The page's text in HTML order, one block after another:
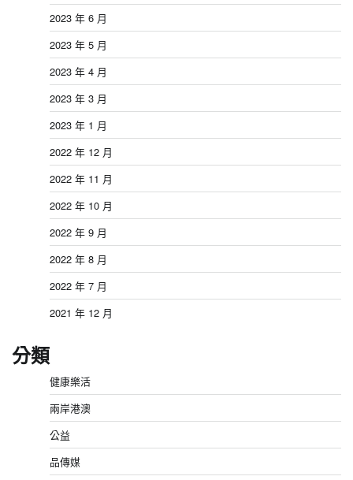
2023 年 6 月
2023 年 5 月
2023 年 4 月
2023 年 3 月
2023 年 1 月
2022 年 12 月
2022 年 11 月
2022 年 10 月
2022 年 9 月
2022 年 8 月
2022 年 7 月
2021 年 12 月
分類
健康樂活
兩岸港澳
公益
品傳媒